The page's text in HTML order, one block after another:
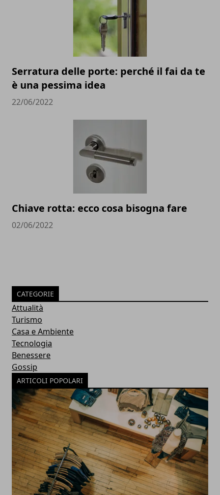
Serratura delle porte: perché il fai da te
è una pessima idea
22/06/2022
Chiave rotta: ecco cosa bisogna fare
02/06/2022
CATEGORIE
Attualità
Turismo
Casa e Ambiente
Tecnologia
Benessere
Gossip
ARTICOLI POPOLARI